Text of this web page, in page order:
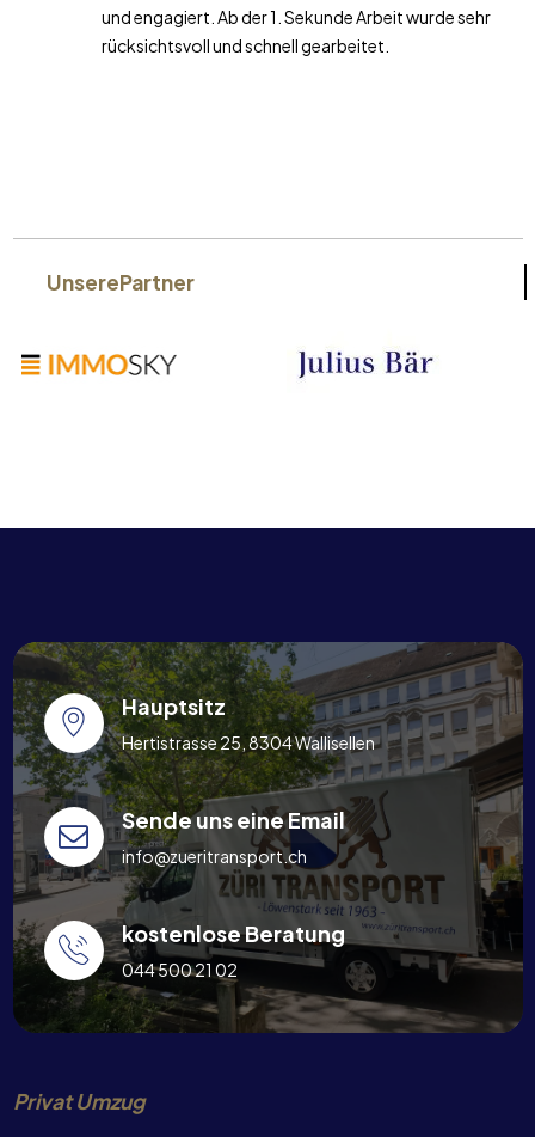
und engagiert. Ab der 1. Sekunde Arbeit wurde sehr
rücksichtsvoll und schnell gearbeitet.
UnserePartner
Hauptsitz
Hertistrasse 25, 8304 Wallisellen
Sende uns eine Email
info@zueritransport.ch
kostenlose Beratung
044 500 21 02
Privat Umzug